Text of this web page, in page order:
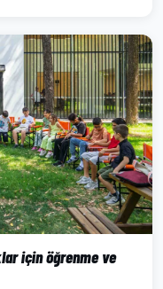
için öğrenme ve